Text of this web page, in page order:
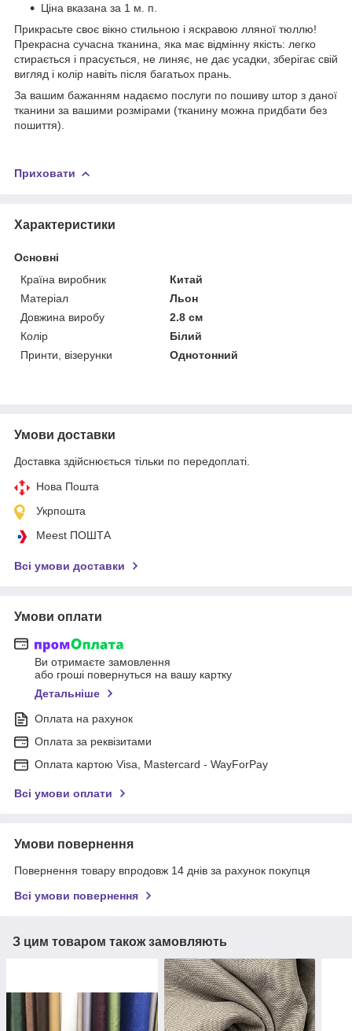
Ціна вказана за 1 м. п.
Прикрасьте своє вікно стильною і яскравою лляної тюллю!
Прекрасна сучасна тканина, яка має відмінну якість: легко
стирається і прасується, не линяє, не дає усадки, зберігає свій
вигляд і колір навіть після багатьох прань.
За вашим бажанням надаємо послуги по пошиву штор з даної
тканини за вашими розмірами (тканину можна придбати без
пошиття).
Приховати
Характеристики
Основні
Країна виробник
Китай
Матеріал
Льон
Довжина виробу
2.8 см
Колір
Білий
Принти, візерунки
Однотонний
Умови доставки
Доставка здійснюється тільки по передоплаті.
Нова Пошта
Укрпошта
Meest ПОШТА
Всі умови доставки
Умови оплати
Ви отримаєте замовлення
або гроші повернуться на вашу картку
Детальніше
Оплата на рахунок
Оплата за реквізитами
Оплата картою Visa, Mastercard - WayForPay
Всі умови оплати
Умови повернення
Повернення товару впродовж 14 днів за рахунок покупця
Всі умови повернення
З цим товаром також замовляють